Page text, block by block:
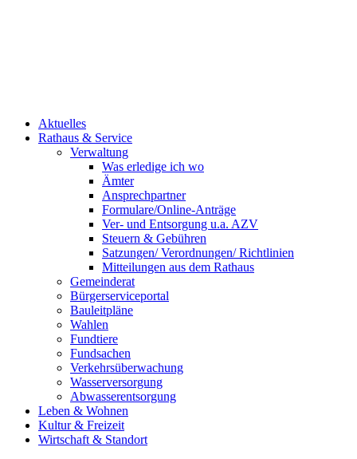
Aktuelles
Rathaus & Service
Verwaltung
Was erledige ich wo
Ämter
Ansprechpartner
Formulare/Online-Anträge
Ver- und Entsorgung u.a. AZV
Steuern & Gebühren
Satzungen/ Verordnungen/ Richtlinien
Mitteilungen aus dem Rathaus
Gemeinderat
Bürgerserviceportal
Bauleitpläne
Wahlen
Fundtiere
Fundsachen
Verkehrsüberwachung
Wasserversorgung
Abwasserentsorgung
Leben & Wohnen
Kultur & Freizeit
Wirtschaft & Standort